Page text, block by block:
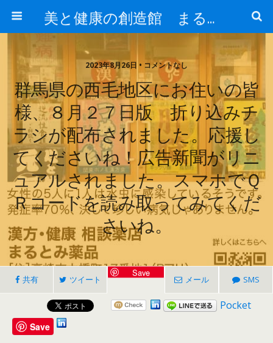
美と健康の創造館 まるとみ薬品 ぐんまの薬屋 芳さんのブログ
2023年8月26日 • コメントなし
群馬県の西毛地区にお住いの皆
様、８月２７日版 折り込みチ
ラシが配布されました。応援し
てくださいね！広告新聞がリニ
ュアルされました。スマホでＱ
Ｒコードを読み取ってみてくだ
さいね。
共有 ツイート
Save
メール SMS
Pocket
Save